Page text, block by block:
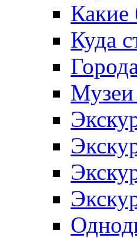
Какие
Куда